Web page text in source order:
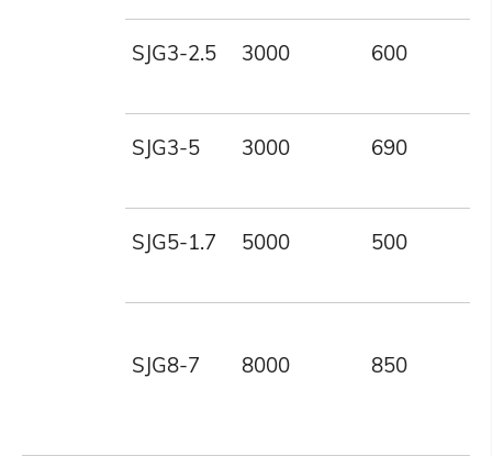
SJG3-2.5 3000 600
SJG3-5 3000 690
SJG5-1.7 5000 500
SJG8-7 8000 850